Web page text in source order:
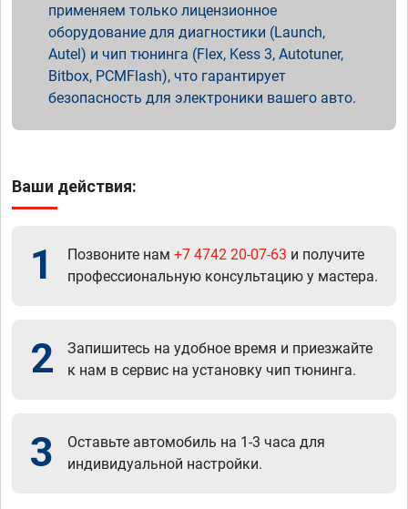
применяем только лицензионное
оборудование для диагностики (Launch,
Autel) и чип тюнинга (Flex, Kess 3, Autotuner,
Bitbox, PCMFlash), что гарантирует
безопасность для электроники вашего авто.
Ваши действия:
1 Позвоните нам +7 4742 20-07-63 и получите
профессиональную консультацию у мастера.
2
Запишитесь на удобное время и приезжайте
к нам в сервис на установку чип тюнинга.
3
Оставьте автомобиль на 1-3 часа для
индивидуальной настройки.